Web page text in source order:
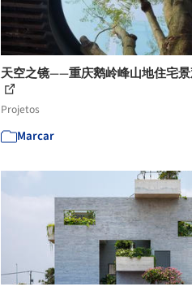
天空之镜——重庆鹅岭峰山地住宅
Projetos
Marcar